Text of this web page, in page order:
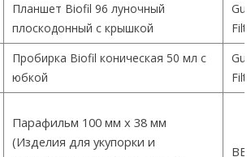
Планшет Biofil 96 луночный
плоскодонный с крышкой
Пробирка Biofil коническая 50 мл с
юбкой
Парафильм 100 мм х 38 мм
(Изделия для укупорки и